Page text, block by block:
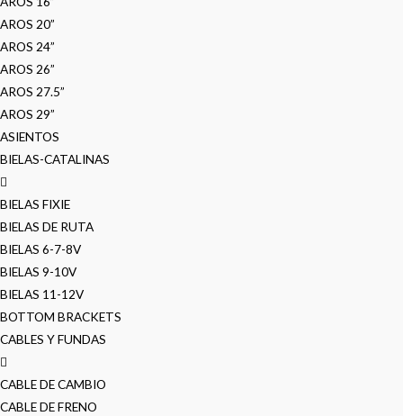
AROS 20”
AROS 24”
AROS 26”
AROS 27.5”
AROS 29”
ASIENTOS
BIELAS-CATALINAS
BIELAS FIXIE
BIELAS DE RUTA
BIELAS 6-7-8V
BIELAS 9-10V
BIELAS 11-12V
BOTTOM BRACKETS
CABLES Y FUNDAS
CABLE DE CAMBIO
CABLE DE FRENO